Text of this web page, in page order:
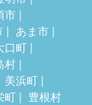
市
あま市
口町
村
美浜町
町 豊根村